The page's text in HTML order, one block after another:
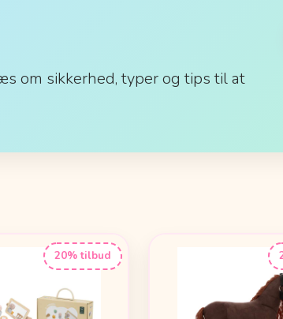
om sikkerhed, typer og tips til at
20% tilbud